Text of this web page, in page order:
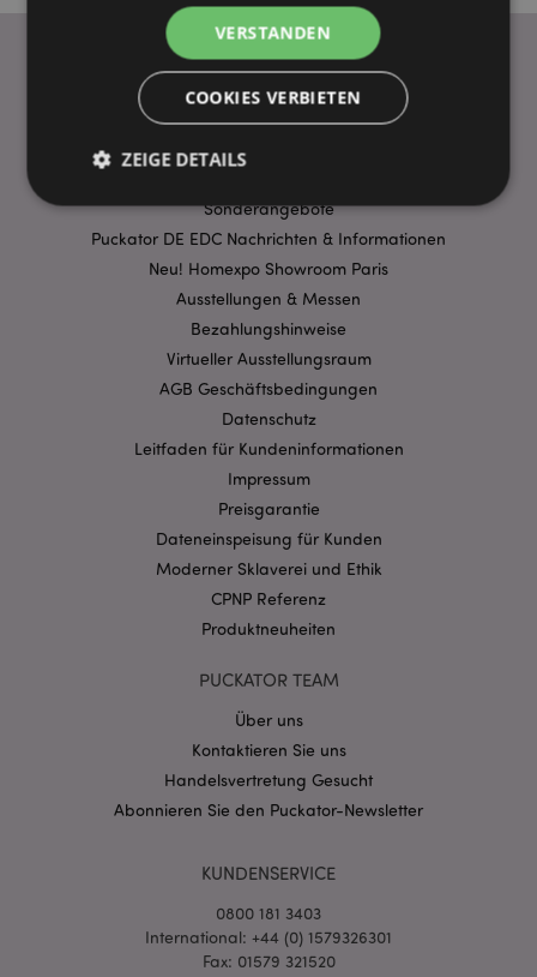
WICHTIGE INFORMATION
Sonderangebote
Puckator DE EDC Nachrichten & Informationen
Neu! Homexpo Showroom Paris
Ausstellungen & Messen
Bezahlungshinweise
Virtueller Ausstellungsraum
AGB Geschäftsbedingungen
Datenschutz
Leitfaden für Kundeninformationen
Impressum
Preisgarantie
Dateneinspeisung für Kunden
Moderner Sklaverei und Ethik
CPNP Referenz
Produktneuheiten
PUCKATOR TEAM
Über uns
Kontaktieren Sie uns
Handelsvertretung Gesucht
Abonnieren Sie den Puckator-Newsletter
KUNDENSERVICE
0800 181 3403
International: +44 (0) 1579326301
Fax: 01579 321520
VERSTANDEN
COOKIES VERBIETEN
ZEIGE DETAILS
Streng-notwendige-Cookies ermöglichen
Kernfunktionen der Website wie die
Benutzeranmeldung und die Kontoverwaltung.
Ohne unbedingt notwendige cookies kann die
Website nicht richtig genutzt werden.
Name
Provider
CookieScriptConsent
mage-cache-storage-section-
PHPSESSID
PHP.net
Datenschutzbestimmungen von Google